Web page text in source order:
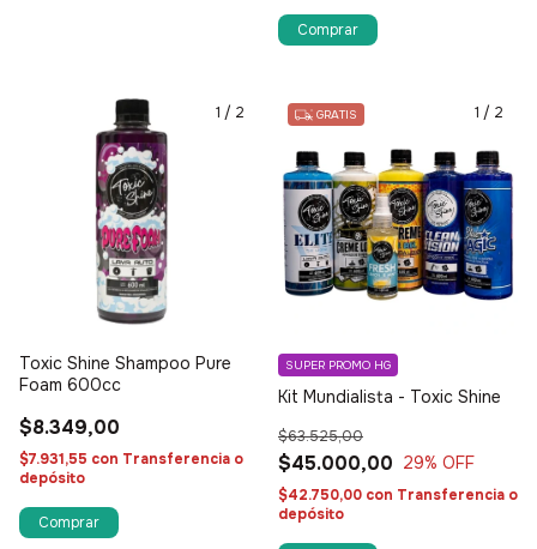
1 / 2
Toxic Shine Shampoo Pure
Foam 600cc
$8.349,00
$7.931,55 con Transferencia o
depósito
1 / 2
GRATIS
Kit Mundialista - Toxic Shine
$45.000,00
$63.525,00
29% OFF
SUPER PROMO HG
$42.750,00 con Transferencia o
depósito